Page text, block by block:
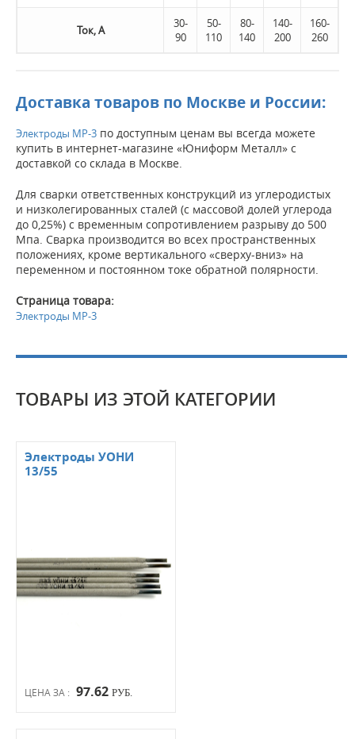
Ток, А
30-
90
50-
110
80-
140
140-
200
160-
260
Доставка товаров по Москве и России:
Электроды МР-3 по доступным ценам вы всегда можете
купить в интернет-магазине «Юниформ Металл» с
доставкой со склада в Москве.
Для сварки ответственных конструкций из углеродистых
и низколегированных сталей (с массовой долей углерода
до 0,25%) с временным сопротивлением разрыву до 500
Мпа. Сварка производится во всех пространственных
положениях, кроме вертикального «сверху-вниз» на
переменном и постоянном токе обратной полярности.
Страница товара:
Электроды МР-3
ТОВАРЫ ИЗ ЭТОЙ КАТЕГОРИИ
ЦЕНА ЗА : 97.62 РУБ.
Электроды УОНИ
13/55